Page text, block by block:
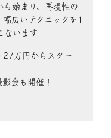
ら始まり、再現性の
広いテクニックを1
ないます
27万円からスター
会も開催！